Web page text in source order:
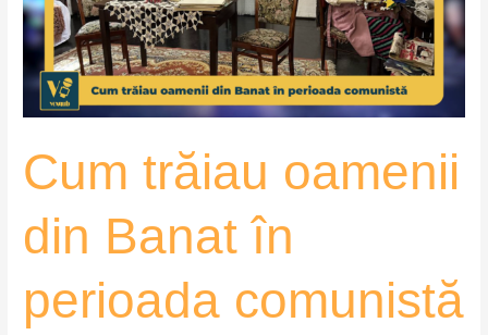
Cum trăiau oamenii
din Banat în
perioada comunistă
în
perioada
comunistă